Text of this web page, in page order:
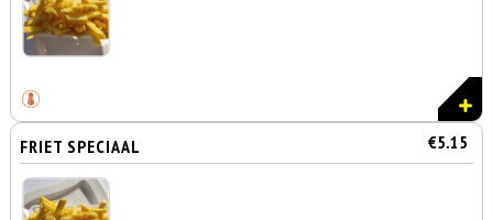
FRIET SPECIAAL €5.15